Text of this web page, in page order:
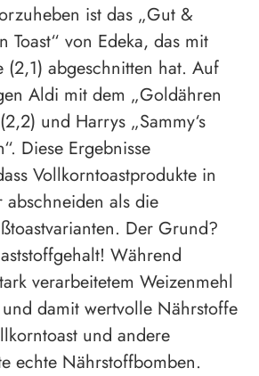
ist das „Gut &
Toast“ von Edeka, das mit
(2,1) abgeschnitten hat. Auf
Aldi mit dem „Goldähren
und Harrys „Sammy‘s
Diese Ergebnisse
Vollkorntoastprodukte in
abschneiden als die
Der Grund?
Während
verarbeitetem Weizenmehl
damit wertvolle Nährstoffe
und andere
echte Nährstoffbomben.